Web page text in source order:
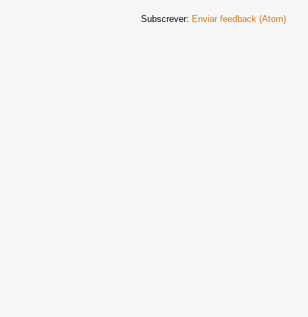
Subscrever: Enviar feedback (Atom)